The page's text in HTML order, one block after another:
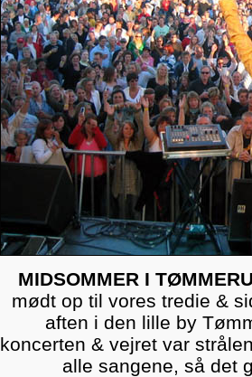
MIDSOMMER I
mødt op til vores tredie &
aften i den lille by
koncerten & vejret var
alle sangene, så det